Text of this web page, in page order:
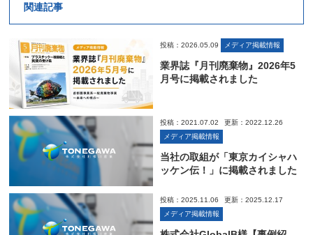
関連記事
投稿：2026.05.09 メディア掲載情報
業界誌『月刊廃棄物』2026年5
月号に掲載されました
投稿：2021.07.02
更新：2022.12.26
メディア掲載情報
当社の取組が「東京カイシャハ
ッケン伝！」に掲載されました
投稿：2025.11.06
更新：2025.12.17
メディア掲載情報